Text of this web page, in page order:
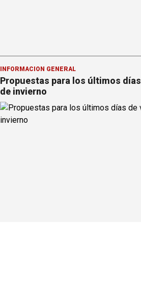
INFORMACION GENERAL
Propuestas para los últimos
de invierno